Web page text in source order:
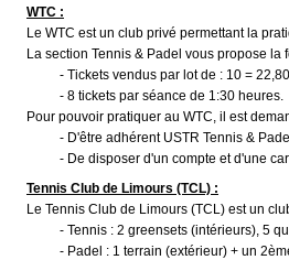
WTC :
Le WTC est un club privé permettant la
La section Tennis & Padel vous propose
- Tickets vendus par lot de : 10 =
- 8 tickets par séance de 1:30 heures.
Pour pouvoir pratiquer au WTC, il est
- D'être adhérent USTR Tennis &
- De disposer d'un compte et d'une
Tennis Club de Limours (TCL) :
Le Tennis Club de Limours (TCL) est un
- Tennis : 2 greensets (intérieurs), 5
- Padel : 1 terrain (extérieur) + un